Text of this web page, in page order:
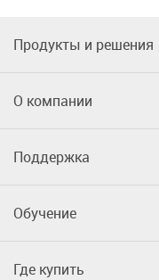
Продукты и решения
О компании
Поддержка
Обучение
Где купить